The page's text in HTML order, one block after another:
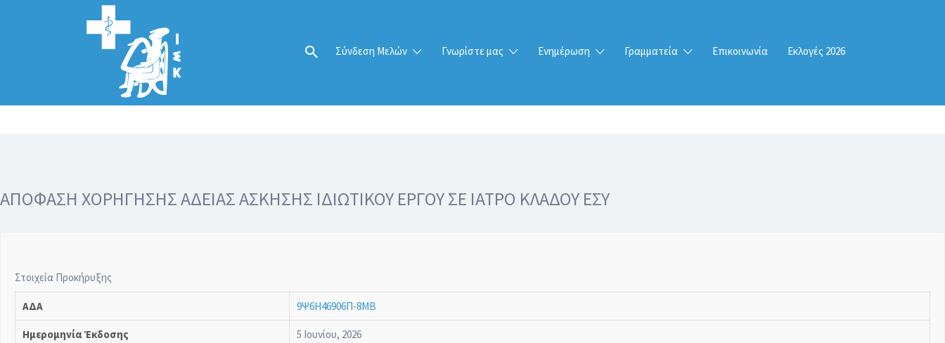
Σύνδεση Μελών Γνωρίστε μας Ενημέρωση Γραμματεία Επικοινωνία Εκλογές 2026
Αναζήτηση
για:
ΑΠΟΦΑΣΗ ΧΟΡΗΓΗΣΗΣ ΑΔΕΙΑΣ ΑΣΚΗΣΗΣ ΙΔΙΩΤΙΚΟΥ ΕΡΓΟΥ ΣΕ ΙΑΤΡΟ ΚΛΑΔΟΥ ΕΣΥ
Στοιχεία Προκήρυξης
ΑΔΑ 9Ψ6Η46906Π-8ΜΒ
Ημερομηνία Έκδοσης 5 Ιουνίου, 2026